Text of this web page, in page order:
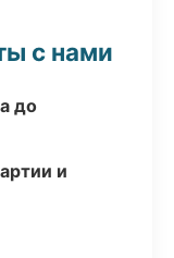
с нами
до
и